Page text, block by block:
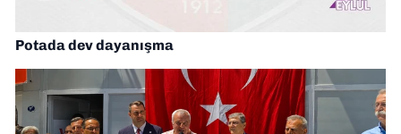
Potada dev dayanışma